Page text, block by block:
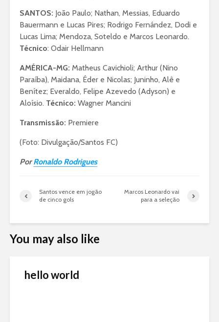
SANTOS: João Paulo; Nathan, Messias, Eduardo
Bauermann e Lucas Pires; Rodrigo Fernández, Dodi e
Lucas Lima; Mendoza, Soteldo e Marcos Leonardo.
Técnico: Odair Hellmann
AMÉRICA-MG: Matheus Cavichioli; Arthur (Nino
Paraíba), Maidana, Éder e Nicolas; Juninho, Alê e
Benítez; Everaldo, Felipe Azevedo (Adyson) e
Aloísio. Técnico: Wagner Mancini
Transmissão: Premiere
(Foto: Divulgação/Santos FC)
PorRonaldo Rodrigues
Santos vence em jogão
de cinco gols
Marcos Leonardo vai
para a seleção
You may also like
hello world